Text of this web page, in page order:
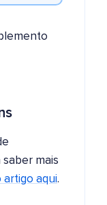
saber mais
artigo aqui.